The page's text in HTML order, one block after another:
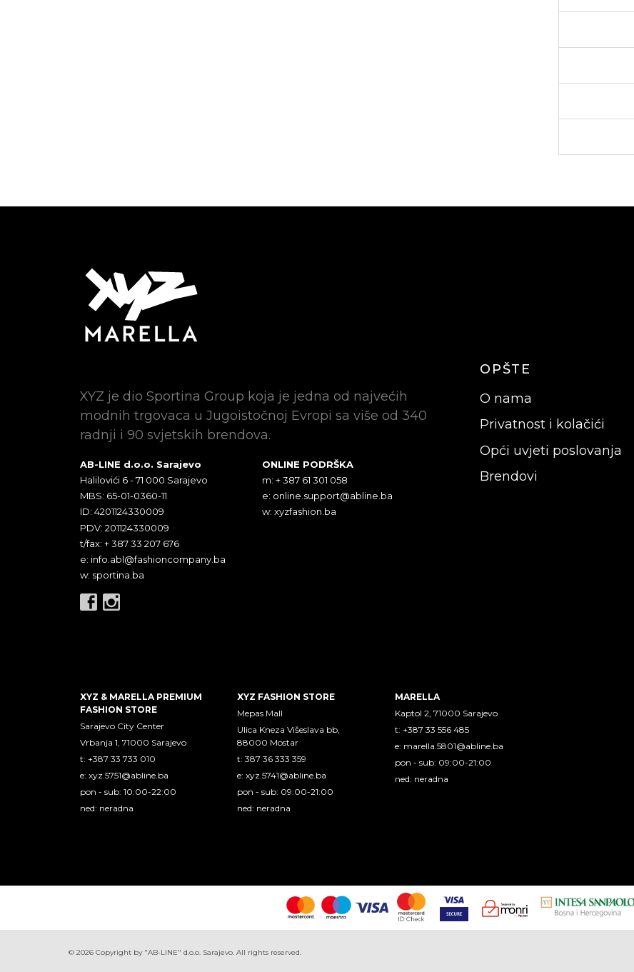
XYZ je dio Sportina Group koja je jedna od najvećih
modnih trgovaca u Jugoistočnoj Evropi sa više od 340
radnji i 90 svjetskih brendova.
AB-LINE d.o.o. Sarajevo
Halilovići 6 - 71 000 Sarajevo
MBS: 65-01-0360-11
ID: 4201124330009
PDV: 201124330009
t/fax: + 387 33 207 676
e: info.abl@fashioncompany.ba
w: sportina.ba
ONLINE PODRŠKA
m: + 387 61 301 058
e: online.support@abline.ba
w: xyzfashion.ba
OPŠTE
O nama
Privatnost i kolačići
Opći uvjeti poslovanja
Brendovi
XYZ & MARELLA PREMIUM
FASHION STORE
Sarajevo City Center
Vrbanja 1, 71000 Sarajevo
t: +387 33 733 010
e: xyz.5751@abline.ba
pon - sub: 10:00-22:00
ned: neradna
XYZ FASHION STORE
Mepas Mall
Ulica Kneza Višeslava bb,
88000 Mostar
t: 387 36 333 359
e:xyz.5741@abline.ba
pon - sub: 09:00-21:00
ned: neradna
MARELLA
Kaptol 2, 71000 Sarajevo
t: +387 33 556 485
e: marella.5801@abline.ba
pon - sub: 09:00-21:00
ned: neradna
© 2026 Copyright by "AB-LINE" d.o.o. Sarajevo. All rights reserved.